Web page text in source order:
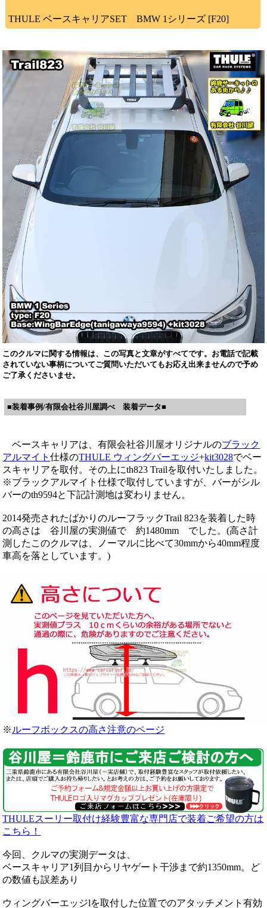
THULE ベースキャリアSET BMW 1シリーズ [F20]
このクルマに関する情報は、この写真と文章がすべてです。お電話で記載
されていない事柄についてご質問いただいてもお応え出来ませんので予め
ご了承くださいませ。
■装着事例/有限会社谷川屋調べ 装着データ■
ベースキャリアは、有限会社谷川屋オリジナルのブラック
アルマイト仕様のTHULE ウィングバーエッジ+kit3028でベー
スキャリアを取付。その上にth823 Trailを取付いたしました。
※ブラックアルマイト仕様で取付していますが、バーがシル
バーのth9594と下記計測地は変わりません。
2014発売されたばかりのルーフラックTrail 823を装着した時
の高さは 谷川屋の実測値で 約1480mm でした。(高さ計
測したこのクルマは、ノーマルに比べて30mmから40mm程度
車高を落としています。)
※ ルーフボックスの高さ注意のページ
THULEスーリー取付け経験豊富な専門店で装着ご希望の方は
こちら！
今回、クルマの実測データは、
ベースキャリア1列目からリヤゲート干渉まで約1350mm。ど
の数値も誤差あり
ウィングバーエッジlを取付した位置でのアタッチメント有効